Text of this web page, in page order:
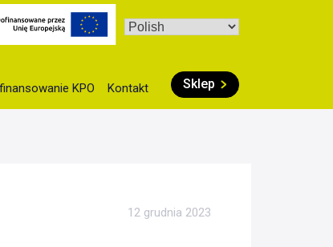
KPO Kontakt Sklep
12 grudnia 2023